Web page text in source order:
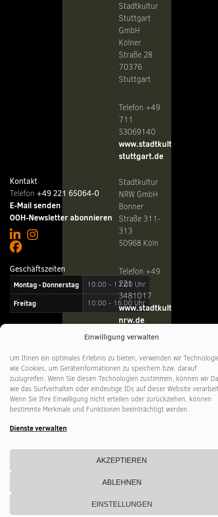
Einwilligung verwalten
Um Ihnen ein optimales Erlebnis zu bieten, verwenden wir
wie Cookies, um Geräteinformationen zu speichern bzw. darauf
zuzugreifen. Wenn Sie diesen Technologien zustimmen, können wir
wie das Surfverhalten oder eindeutige IDs auf dieser Website
Wenn Sie Ihre Einwilligung nicht erteilen oder zurückziehen, können
bestimmte Merkmale und Funktionen beeinträchtigt werden.
Dienste verwalten
AKZEPTIEREN
ABLEHNEN
EINSTELLUNGEN
Kontakt
Telefon ‭ +49 221 65064-0
E-Mail senden
OOH-Newsletter abonnieren
Geschäftszeiten
Montag - Donnerstag
10:00 - 17:00 Uhr
Freitag 10:00 - 16:00 Uhr
Stadtkultur
Stuttgart
GmbH
Kölner
Straße 28
70376
Stuttgart
Telefon +49
711
53069140
www.stadtkultur-
stuttgart.de
Stadtkultur
NRW GmbH
Bonner
Straße 311-
313
50968 Köln
Telefon +49
221
3481017
www.stadtkultur-
nrw.de